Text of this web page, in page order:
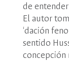
de
El autor
‘dación
sentido
concepción